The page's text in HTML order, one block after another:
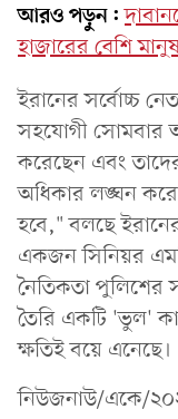
আরও পড়ুন:
হাজারের বেশি
ইরানের সর্বোচ্চ
সহযোগী সোমবার
করেছেন এবং
অধিকার লঙ্ঘন
হবে," বলছে ইরানের
একজন সিনিয়র
নৈতিকতা পুলিশের
তৈরি একটি 'ভুল'
ক্ষতিই বয়ে এনেছে।
নিউজনাউ/একে/